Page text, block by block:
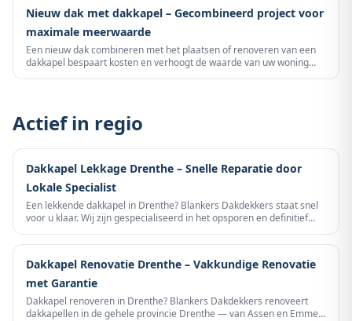
Nieuw dak met dakkapel – Gecombineerd project voor
maximale meerwaarde
Een nieuw dak combineren met het plaatsen of renoveren van een
dakkapel bespaart kosten en verhoogt de waarde van uw woning
Actief in regio
Dakkapel Lekkage Drenthe – Snelle Reparatie door
Lokale Specialist
Een lekkende dakkapel in Drenthe? Blankers Dakdekkers staat snel
voor u klaar. Wij zijn gespecialiseerd in het opsporen en definitief
Emmen tot Meppel en Coevorden. Geen tijdelijke oplossing maar
Dakkapel Renovatie Drenthe – Vakkundige Renovatie
met Garantie
Dakkapel renoveren in Drenthe? Blankers Dakdekkers renoveert
dakkapellen in de gehele provincie Drenthe — van Assen en Emmen